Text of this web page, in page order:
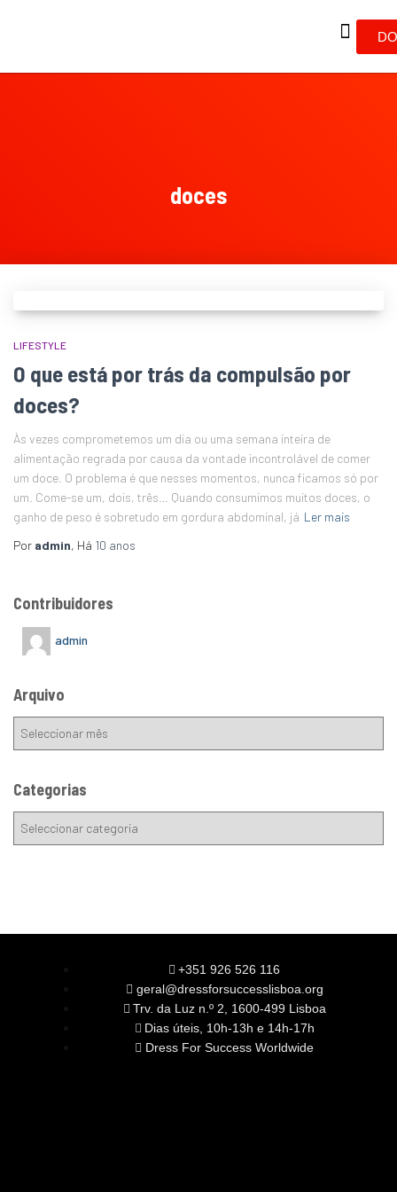
doces
LIFESTYLE
O que está por trás da compulsão por
doces?
Às vezes comprometemos um dia ou uma semana inteira de
alimentação regrada por causa da vontade incontrolável de comer
um doce. O problema é que nesses momentos, nunca ficamos só por
um. Come-se um, dois, três… Quando consumimos muitos doces, o
ganho de peso é sobretudo em gordura abdominal, já Ler mais
Por admin, Há 10 anos
Contribuidores
admin
Arquivo
Categorias
+351 926 526 116
geral@dressforsuccesslisboa.org
Trv. da Luz n.º 2, 1600-499 Lisboa
Dias úteis, 10h-13h e 14h-17h
Dress For Success Worldwide